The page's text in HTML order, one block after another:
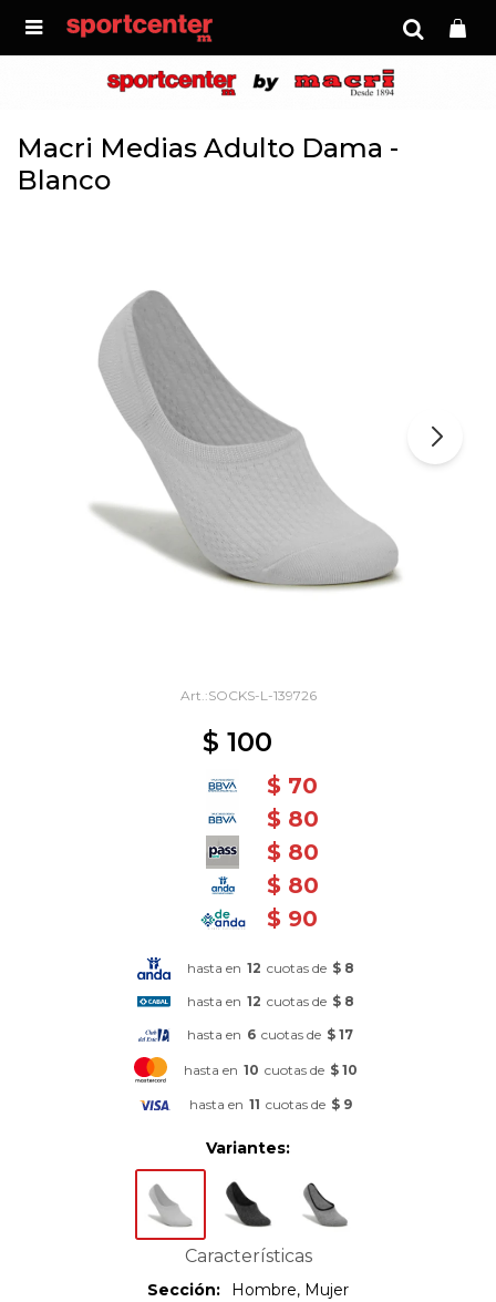

Macri Medias Adulto Dama -
Blanco
SOCKS-L-139726
$ 100
$ 70
$ 80
$ 80
$ 80
$ 90
hasta en 12 cuotas de $ 8
hasta en 12 cuotas de $ 8
hasta en 6 cuotas de $ 17
hasta en 10 cuotas de $ 10
hasta en 11 cuotas de $ 9
Variantes:
Características
Sección
Hombre, Mujer